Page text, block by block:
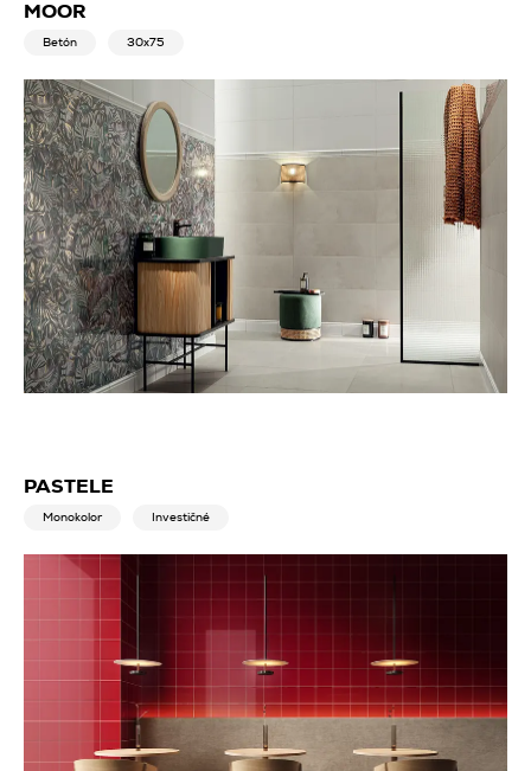
MOOR
Betón 30x75
PASTELE
Monokolor Investičné